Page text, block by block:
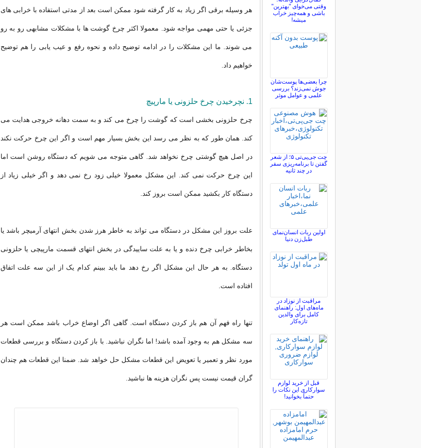
هر وسیله برقی اگر زیاد به کار گرفته شود ممکن است بعد از مدتی استفاده با خرابی های
جزئی یا حتی مهمی مواجه شود. معمولا اکثر چرخ گوشت ها با مشکلات مشابهی رو به رو
می شوند. ما این مشکلات را در ادامه توضیح داده و نحوه رفع و عیب یابی را هم توضیح
خواهیم داد.
1. نچرخیدن چرخ حلزونی یا مارپیچ
چرخ حلزونی بخشی است که گوشت را چرخ می کند و به سمت دهانه خروجی هدایت می
کند. همان طور که به نظر می رسد این بخش بسیار مهم است و اگر این چرخ حرکت نکند
در اصل هیچ گوشتی چرخ نخواهد شد. گاهی متوجه می شویم که دستگاه روشن است اما
این چرخ حرکت نمی کند. این مشکل معمولا خیلی زود رخ نمی دهد و اگر خیلی زیاد از
دستگاه کار بکشید ممکن است بروز کند.
علت بروز این مشکل در دستگاه می تواند به خاطر هرز شدن بخش انتهای آرمیچر باشد یا
بخاطر خرابی چرخ دنده و یا به علت ساییدگی در بخش انتهای قسمت مارپیچی یا حلزونی
دستگاه. به هر حال این مشکل اگر رخ دهد ما باید ببینم کدام یک از این سه علت اتفاق
افتاده است.
تنها راه فهم آن هم باز کردن دستگاه است. گاهی اگر اوضاع خراب باشد ممکن است هر
سه مشکل هم به وجود آمده باشد! اما نگران نباشید. با باز کردن دستگاه و بررسی قطعات
مورد نظر و تعمیر یا تعویض این قطعات مشکل حل خواهد شد. ضمنا این قطعات هم چندان
گران قیمت نیست پس نگران هزینه ها نباشید.
وقتی می‌خوای "بهترین"
باشی و همه‌چیز خراب
میشه!
چرا بعضی‌ها پوست‌شان
جوش نمی‌زند؟ بررسی
علمی و عوامل موثر
چت جی‌پی‌تی ۵؛ از شعر
گفتن تا برنامه‌ریزی سفر
در چند ثانیه
اولین ربات انسان‌نمای
طبل‌زن دنیا
مراقبت از نوزاد در
ماه‌های اول: راهنمای
کامل برای والدین
تازه‌کار
قبل از خرید لوازم
سوارکاری این نکات را
حتماً بخوانید!